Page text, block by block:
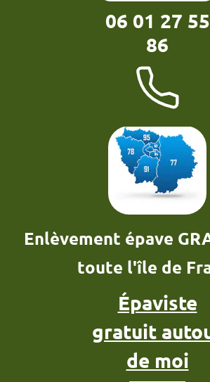
06 01 27 55
86
Enlèvement épave
toute l'île de
Épaviste
gratuit
de moi